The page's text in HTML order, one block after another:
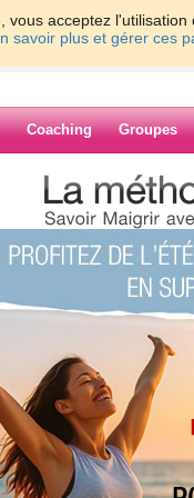
vous acceptez
savoir plus et gérer ces
Coaching Groupes
> > mon ile
de wendy6
ile doleron